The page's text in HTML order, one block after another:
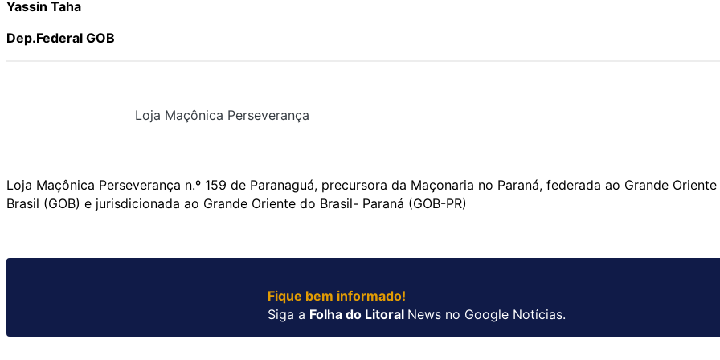
Yassin Taha
Dep.Federal GOB
Loja Maçônica Perseverança
Loja Maçônica Perseverança n.º 159 de Paranaguá, precursora da Maçonaria no Paraná, federada ao Grande
Brasil (GOB) e jurisdicionada ao Grande Oriente do Brasil- Paraná (GOB-PR)
Fique bem informado!
Siga a Folha do Litoral News no Google Notícias.